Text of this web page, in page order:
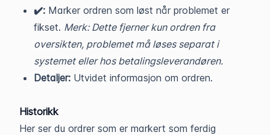
✔️: Marker ordren som løst når problemet er
fikset. Merk: Dette fjerner kun ordren fra
oversikten, problemet må løses separat i
systemet eller hos betalingsleverandøren.
Detaljer: Utvidet informasjon om ordren.
Historikk
Her ser du ordrer som er markert som ferdig